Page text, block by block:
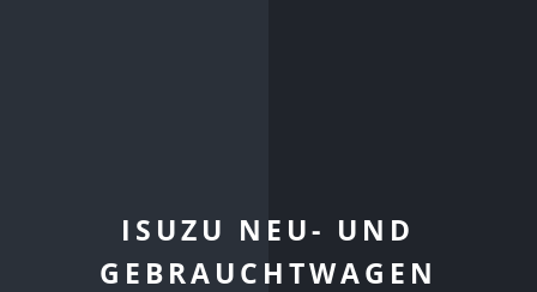
ISUZU NEU- UND
GEBRAUCHTWAGEN